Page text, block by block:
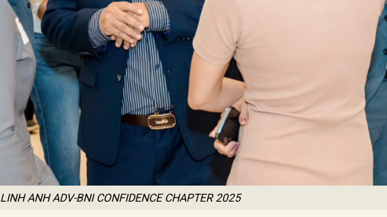
LINH ANH ADV-BNI CONFIDENCE CHAPTER 2025